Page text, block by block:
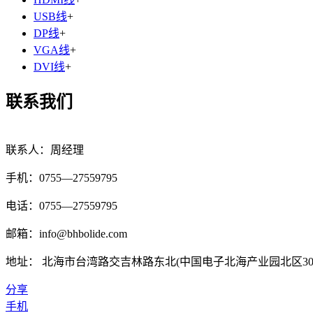
USB线+
DP线+
VGA线+
DVI线+
联系我们
联系人：周经理
手机：0755—27559795
电话：0755—27559795
邮箱：info@bhbolide.com
地址： 北海市台湾路交吉林路东北(中国电子北海产业园北区
分享
手机